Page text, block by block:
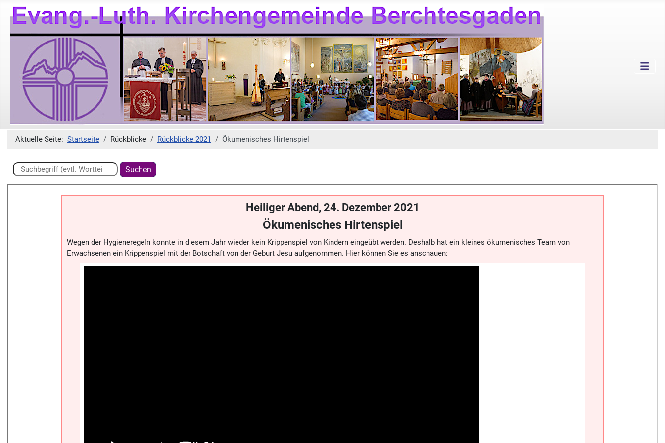
Aktuelle Seite: Startseite Rückblicke Rückblicke 2021 Ökumenisches Hirtenspiel
Suchen ...
Suchen
Heiliger Abend, 24. Dezember 2021
Ökumenisches Hirtenspiel
Wegen der Hygieneregeln konnte in diesem Jahr wieder kein Krippenspiel von Kindern eingeübt werden. Deshalb hat ein kleines ökumenisches Team von
Erwachsenen ein Krippenspiel mit der Botschaft von der Geburt Jesu aufgenommen. Hier können Sie es anschauen: